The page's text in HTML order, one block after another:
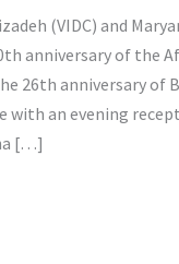
(VIDC) and
anniversary of the
26th anniversary of
with an evening
[…]